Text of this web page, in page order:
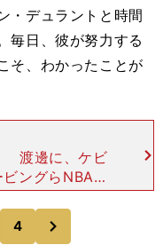
・デュラントと時間
毎日、彼が努力する
そ、わかったことが
渡邊に、ケビ
ングらNBAの
一緒に過ごした
さは何だったか
4